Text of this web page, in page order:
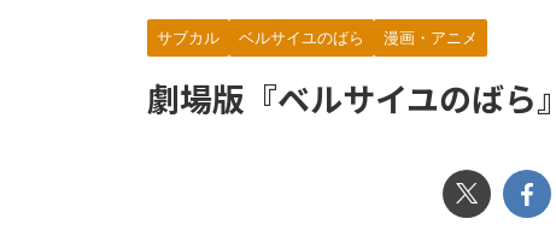
サブカル ベルサイユのばら 漫画・アニメ
劇場版『ベルサイユのばら